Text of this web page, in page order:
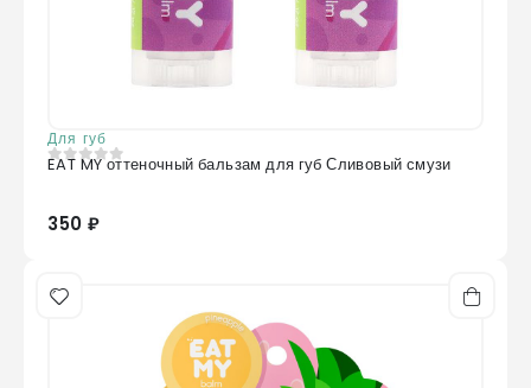
Для губ
0из 5
EAT MY оттеночный бальзам для губ Сливовый смузи
350 ₽